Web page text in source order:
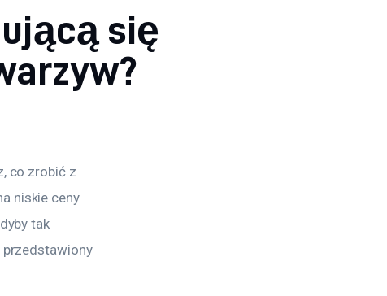
się
co zrobić z
niskie ceny
tak
przedstawiony